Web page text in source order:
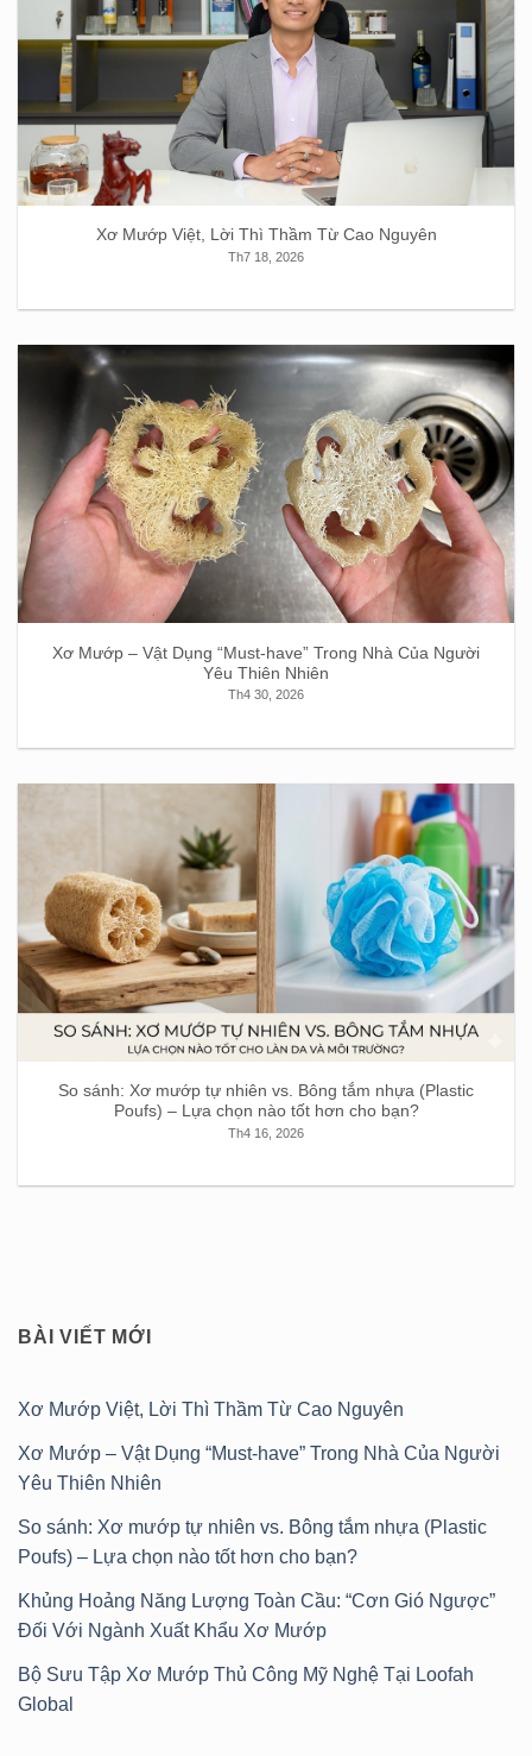
Xơ Mướp Việt, Lời Thì Thầm Từ Cao Nguyên
Th7 18, 2026
Xơ Mướp – Vật Dụng “Must-have” Trong Nhà Của Người
Yêu Thiên Nhiên
Th4 30, 2026
So sánh: Xơ mướp tự nhiên vs. Bông tắm nhựa (Plastic
Poufs) – Lựa chọn nào tốt hơn cho bạn?
Th4 16, 2026
BÀI VIẾT MỚI
Xơ Mướp Việt, Lời Thì Thầm Từ Cao Nguyên
Xơ Mướp – Vật Dụng “Must-have” Trong Nhà Của Người
Yêu Thiên Nhiên
So sánh: Xơ mướp tự nhiên vs. Bông tắm nhựa (Plastic
Poufs) – Lựa chọn nào tốt hơn cho bạn?
Khủng Hoảng Năng Lượng Toàn Cầu: “Cơn Gió Ngược”
Đối Với Ngành Xuất Khẩu Xơ Mướp
Bộ Sưu Tập Xơ Mướp Thủ Công Mỹ Nghệ Tại Loofah
Global